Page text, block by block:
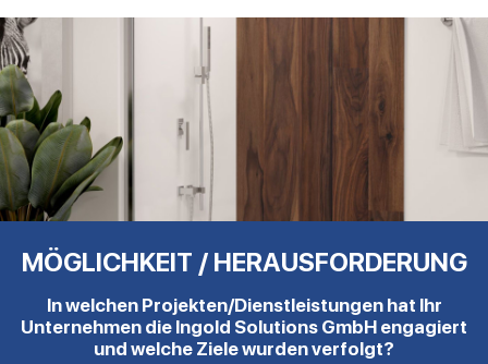
MÖGLICHKEIT / HERAUSFORDERUNG
In welchen Projekten/Dienstleistungen hat Ihr
Unternehmen die Ingold Solutions GmbH engagiert
und welche Ziele wurden verfolgt?